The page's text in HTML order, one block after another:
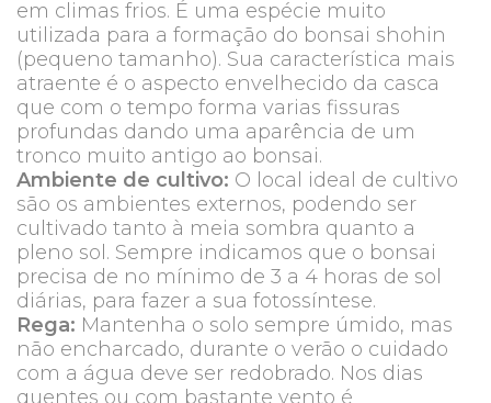
em climas frios. É uma espécie muito
utilizada para a formação do bonsai shohin
(pequeno tamanho). Sua característica mais
atraente é o aspecto envelhecido da casca
que com o tempo forma varias fissuras
profundas dando uma aparência de um
tronco muito antigo ao bonsai.
Ambiente de cultivo: O local ideal de cultivo
são os ambientes externos, podendo ser
cultivado tanto à meia sombra quanto a
pleno sol. Sempre indicamos que o bonsai
precisa de no mínimo de 3 a 4 horas de sol
diárias, para fazer a sua fotossíntese.
Rega: Mantenha o solo sempre úmido, mas
não encharcado, durante o verão o cuidado
com a água deve ser redobrado. Nos dias
quentes ou com bastante vento é